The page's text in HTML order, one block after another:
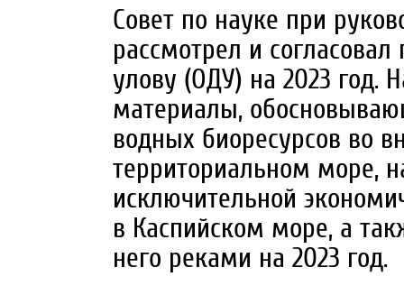
Совет по науке при
рассмотрел и
улову (ОДУ) на 2023 год.
материалы,
водных биоресурсов во
территориальном море,
исключительной
в Каспийском море, а
него реками на 2023 год.